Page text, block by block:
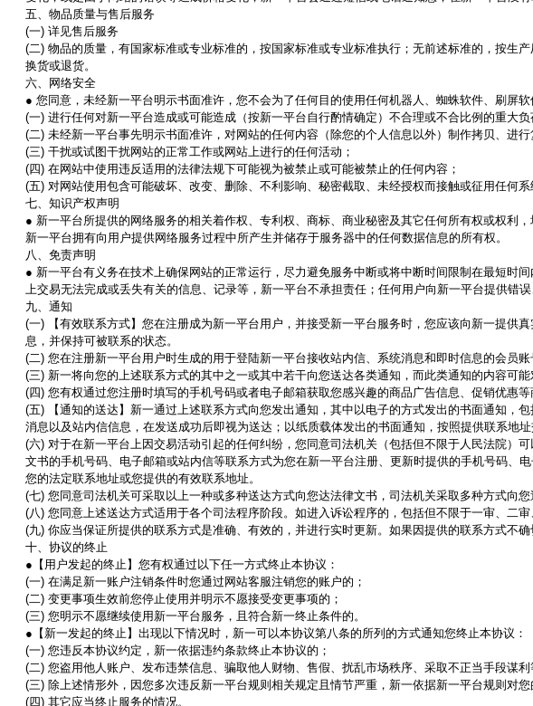
五、物品质量与售后服务
(一) 详见售后服务
(二) 物品的质量，有国家标准或专业标准的，按国家标准或专业标准执行；无前述标准的，按生
换货或退货。
六、网络安全
● 您同意，未经新一平台明示书面准许，您不会为了任何目的使用任何机器人、蜘蛛软件、刷屏
(一) 进行任何对新一平台造成或可能造成（按新一平台自行酌情确定）不合理或不合比例的重大负
(二) 未经新一平台事先明示书面准许，对网站的任何内容（除您的个人信息以外）制作拷贝、进
(三) 干扰或试图干扰网站的正常工作或网站上进行的任何活动；
(四 ) 在网站中使用违反适用的法律法规下可能视为被禁止或可能被禁止的任何内容；
(五) 对网站使用包含可能破坏、改变、删除、不利影响、秘密截取、未经授权而接触或征用任何
七、知识产权声明
● 新一平台所提供的网络服务的相关着作权、专利权、商标、商业秘密及其它任何所有权或权利
新一平台拥有向用户提供网络服务过程中所产生并储存于服务器中的任何数据信息的所有权。
八、免责声明
● 新一平台有义务在技术上确保网站的正常运行，尽力避免服务中断或将中断时间限制在最短时
上交易无法完成或丢失有关的信息、记录等，新一平台不承担责任；任何用户向新一平台提供错
九、通知
(一)
【有效联系方式】您在注册成为新一平台用户，并接受新一平台服务时，您应该向新一提
息，并保持可被联系的状态。
(二) 您在注册新一平台用户时生成的用于登陆新一平台接收站内信、系统消息和即时信息的会员
(三) 新一将向您的上述联系方式的其中之一或其中若干向您送达各类通知，而此类通知的内容可
(四 ) 您有权通过您注册时填写的手机号码或者电子邮箱获取您感兴趣的商品广告信息、促销优惠
(五)
【通知的送达】新一通过上述联系方式向您发出通知，其中以电子的方式发出的书面通知
消息以及站内信信息，在发送成功后即视为送达；以纸质载体发出的书面通知，按照提供联系地址
(六) 对于在新一平台上因交易活动引起的任何纠纷，您同意司法机关（包括但不限于人民法院）
文书的手机号码、电子邮箱或站内信等联系方式为您在新一平台注册、更新时提供的手机号码
您的法定联系地址或您提供的有效联系地址。
(七) 您同意司法机关可采取以上一种或多种送达方式向您达法律文书，司法机关采取多种方式向
(八) 您同意上述送达方式适用于各个司法程序阶段。如进入诉讼程序的，包括但不限于一审、二审
(九) 你应当保证所提供的联系方式是准确、有效的，并进行实时更新。如果因提供的联系方式不
十、协议的终止
● 【用户发起的终止】您有权通过以下任一方式终止本协议：
(一) 在满足新一账户注销条件时您通过网站客服注销您的账户的；
(二) 变更事项生效前您停止使用并明示不愿接受变更事项的；
(三) 您明示不愿继续使用新一平台服务，且符合新一终止条件的。
● 【新一发起的终止】出现以下情况时，新一可以本协议第八条的所列的方式通知您终止本协议：
(一) 您违反本协议约定，新一依据违约条款终止本协议的；
(二) 您盗用他人账户、发布违禁信息、骗取他人财物、售假、扰乱市场秩序、采取不正当手段谋
(三) 除上述情形外，因您多次违反新一平台规则相关规定且情节严重，新一依据新一平台规则对您
(四 ) 其它应当终止服务的情况。